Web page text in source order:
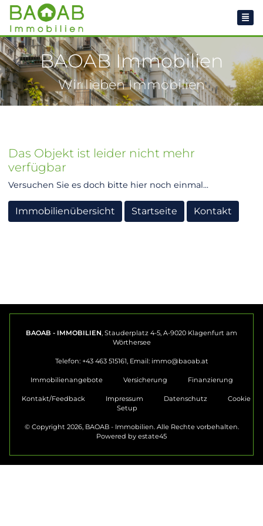
BAOAB Immobilien
Wir lieben Immobilien
Das Objekt ist leider nicht mehr
verfügbar
Versuchen Sie es doch bitte hier noch einmal...
Immobilienübersicht Startseite Kontakt
BAOAB - IMMOBILIEN, Stauderplatz 4-5, A-9020 Klagenfurt am
Wörthersee
Telefon: +43 463 515161, Email: immo@baoab.at
Immobilienangebote Versicherung Finanzierung
Kontakt/Feedback Impressum Datenschutz
Cookie
Setup
© Copyright 2026, BAOAB - Immobilien. Alle Rechte vorbehalten.
Powered by estate45